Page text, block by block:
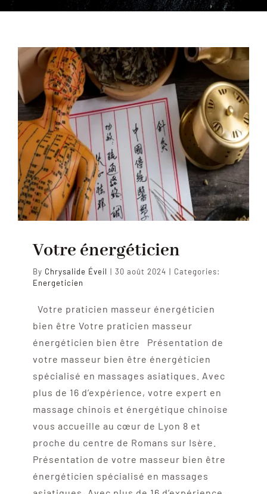
RÉFLEXOLOGIE PLANTAIRE
LE STRESS
ACUPUNCTURE
PRENDRE RENDEZ VOUS
AIDE – QUEL SOIN CHOISIR ?
Votre énergéticien
By Chrysalide Éveil | 30 août 2024 | Categories:
Energeticien
Votre praticien masseur énergéticien
bien être Votre praticien masseur
énergéticien bien être Présentation de
votre masseur bien être énergéticien
spécialisé en massages asiatiques. Avec
plus de 16 d’expérience, votre expert en
massage chinois et énergétique chinoise
vous accueille au cœur de Lyon 8 et
proche du centre de Romans sur Isère.
Présentation de votre masseur bien être
énergéticien spécialisé en massages